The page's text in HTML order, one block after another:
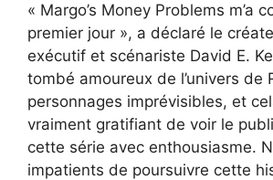
« Margo’s Money Problems m’a
premier jour », a déclaré le
exécutif et scénariste David E.
tombé amoureux de l’univers de
personnages imprévisibles, et
vraiment gratifiant de voir le
cette série avec enthousiasme.
impatients de poursuivre cette